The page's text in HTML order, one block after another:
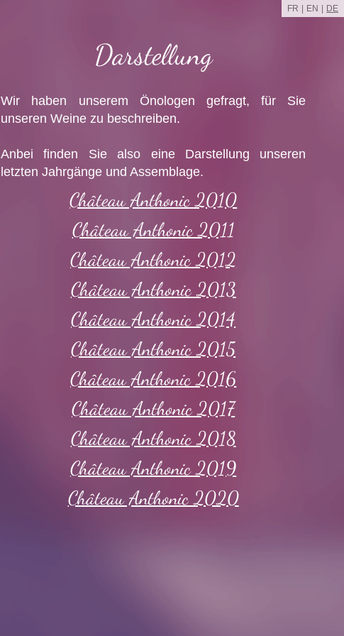
Darstellung
Wir haben unserem Önologen gefragt, für Sie
unseren Weine zu beschreiben.
Anbei finden Sie also eine Darstellung unseren
letzten Jahrgänge und Assemblage.
Château Anthonic 2010
Château Anthonic 2011
Château Anthonic 2012
Château Anthonic 2013
Château Anthonic 2014
Château Anthonic 2015
Château Anthonic 2016
Château Anthonic 2017
Château Anthonic 2018
Château Anthonic 2019
Château Anthonic 2020
FR EN DE